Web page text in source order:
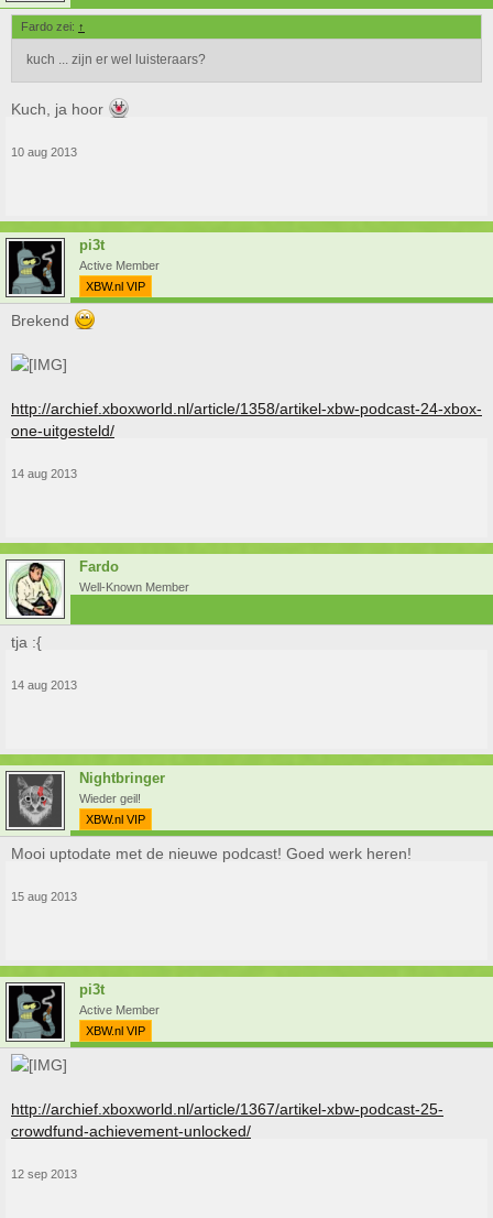
Fardo zei: ↑
kuch ... zijn er wel luisteraars?
Kuch, ja hoor
10 aug 2013
pi3t
Active Member
XBW.nl VIP
Brekend
http://archief.xboxworld.nl/article/1358/artikel-xbw-podcast-24-xbox-
one-uitgesteld/
14 aug 2013
Fardo
Well-Known Member
tja :{
14 aug 2013
Nightbringer
Wieder geil!
XBW.nl VIP
Mooi uptodate met de nieuwe podcast! Goed werk heren!
15 aug 2013
pi3t
Active Member
XBW.nl VIP
http://archief.xboxworld.nl/article/1367/artikel-xbw-podcast-25-
crowdfund-achievement-unlocked/
12 sep 2013